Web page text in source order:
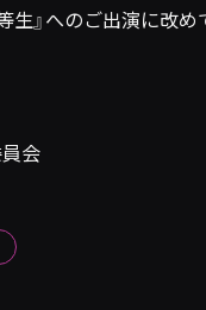
生』へのご出演に改
会